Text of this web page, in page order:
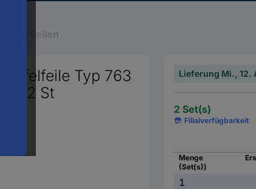
Feilen
Riffelfeile Typ 763
12 St
Lieferung Mi., 12.
2 Set(s)
Filialverfügbarkeit
Menge
(Set(s))
1